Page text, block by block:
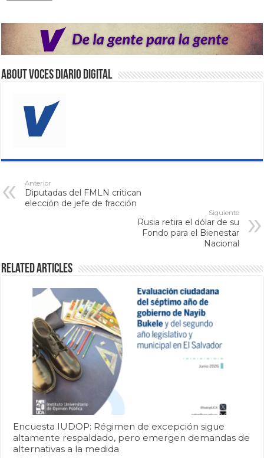
About VOCES Diario digital
Anterior
Diputadas del FMLN critican
elección de jefe de fracción
Siguiente
Rusia retira el dólar de su
Fondo para el Bienestar
Nacional
Related Articles
Encuesta IUDOP: Régimen de excepción sigue
altamente respaldado, pero emergen demandas de
alternativas a la medida